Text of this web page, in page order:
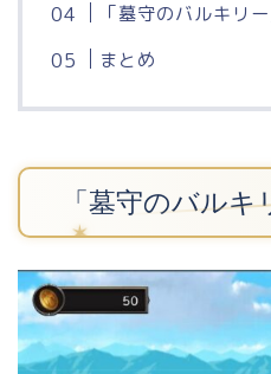
「墓守のバルキリ
まとめ
「墓守のバル